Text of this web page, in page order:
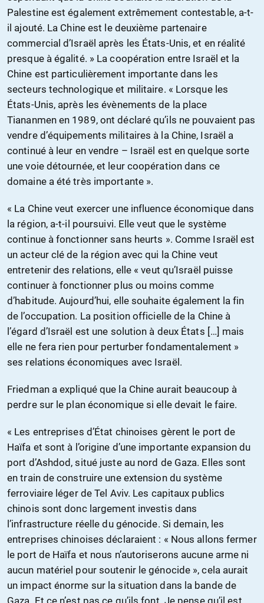
Palestine est également extrêmement contestable, a-t-
il ajouté. La Chine est le deuxième partenaire
commercial d’Israël après les États-Unis, et en réalité
presque à égalité. » La coopération entre Israël et la
Chine est particulièrement importante dans les
secteurs technologique et militaire. « Lorsque les
États-Unis, après les évènements de la place
Tiananmen en 1989, ont déclaré qu’ils ne pouvaient pas
vendre d’équipements militaires à la Chine, Israël a
continué à leur en vendre – Israël est en quelque sorte
une voie détournée, et leur coopération dans ce
domaine a été très importante ».
« La Chine veut exercer une influence économique dans
la région, a-t-il poursuivi. Elle veut que le système
continue à fonctionner sans heurts ». Comme Israël est
un acteur clé de la région avec qui la Chine veut
entretenir des relations, elle « veut qu’Israël puisse
continuer à fonctionner plus ou moins comme
d’habitude. Aujourd’hui, elle souhaite également la fin
de l’occupation. La position officielle de la Chine à
l’égard d’Israël est une solution à deux États […] mais
elle ne fera rien pour perturber fondamentalement »
ses relations économiques avec Israël.
Friedman a expliqué que la Chine aurait beaucoup à
perdre sur le plan économique si elle devait le faire.
« Les entreprises d’État chinoises gèrent le port de
Haïfa et sont à l’origine d’une importante expansion du
port d’Ashdod, situé juste au nord de Gaza. Elles sont
en train de construire une extension du système
ferroviaire léger de Tel Aviv. Les capitaux publics
chinois sont donc largement investis dans
l’infrastructure réelle du génocide. Si demain, les
entreprises chinoises déclaraient : « Nous allons fermer
le port de Haïfa et nous n’autoriserons aucune arme ni
aucun matériel pour soutenir le génocide », cela aurait
un impact énorme sur la situation dans la bande de
Gaza. Et ce n’est pas ce qu’ils font. Je pense qu’il est